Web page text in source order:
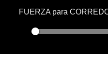
FUERZA para